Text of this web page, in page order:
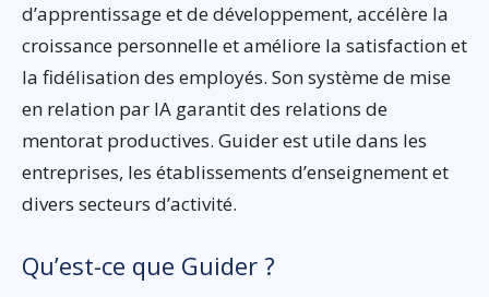
d’apprentissage et de développement, accélère la
croissance personnelle et améliore la satisfaction et
la fidélisation des employés. Son système de mise
en relation par IA garantit des relations de
mentorat productives. Guider est utile dans les
entreprises, les établissements d’enseignement et
divers secteurs d’activité.
Qu’est-ce que Guider ?